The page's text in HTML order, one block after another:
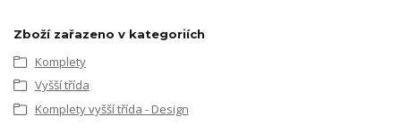
Zboží zařazeno v kategoriích
Komplety
Vyšší třída
Komplety vyšší třída - Design